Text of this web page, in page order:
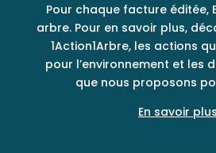
Pour chaque facture éditée,
arbre. Pour en savoir plus,
1Action1Arbre, les actions
pour l’environnement et les
que nous proposons
En savoir plus